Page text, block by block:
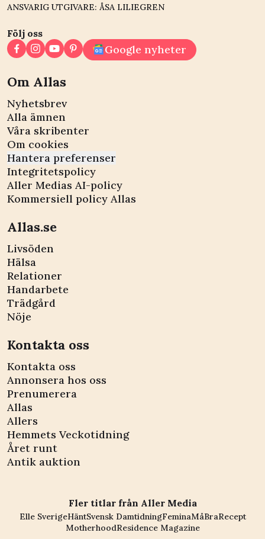
ANSVARIG UTGIVARE: ÅSA LILIEGREN
Följ oss
Google nyheter
Om Allas
Nyhetsbrev
Alla ämnen
Våra skribenter
Om cookies
Hantera preferenser
Integritetspolicy
Aller Medias AI-policy
Kommersiell policy Allas
Allas.se
Livsöden
Hälsa
Relationer
Handarbete
Trädgård
Nöje
Kontakta oss
Kontakta oss
Annonsera hos oss
Prenumerera
Allas
Allers
Hemmets Veckotidning
Året runt
Antik auktion
Fler titlar från Aller Media
Elle SverigeHäntSvensk DamtidningFeminaMåBraRecept
MotherhoodResidence Magazine